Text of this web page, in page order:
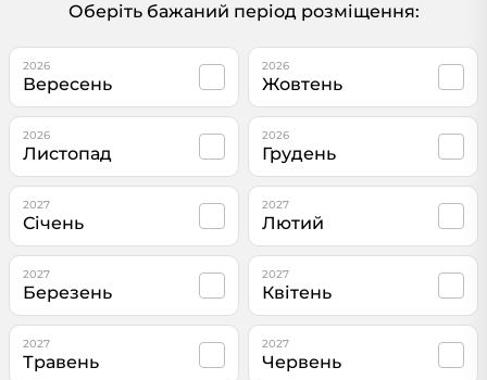
Оберіть бажаний період розміщення:
2026
Вересень
2026
Жовтень
2026
Листопад
2026
Грудень
2027
Січень
2027
Лютий
2027
Березень
2027
Квітень
2027
Травень
2027
Червень